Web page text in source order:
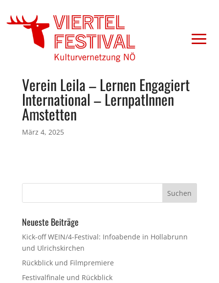
Verein Leila – Lernen Engagiert
International – LernpatInnen
Amstetten
März 4, 2025
Neueste Beiträge
Kick-off WEIN/4-Festival: Infoabende in Hollabrunn
und Ulrichskirchen
Rückblick und Filmpremiere
Festivalfinale und Rückblick